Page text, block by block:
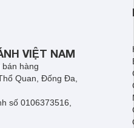
hợp lý đồng thời có
làm nước nóng rất
VIỆT NAM
hàng
Quan, Đống Đa,
số 0106373516,